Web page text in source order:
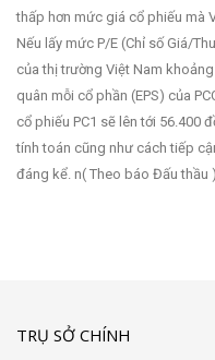
thấp hơn mức giá cổ phiếu mà
Nếu lấy mức P/E (Chỉ số Giá/
của thị trường Việt Nam
quân mỗi cổ phần (EPS) của
cổ phiếu PC1 sẽ lên tới 56.400
tính toán cũng như cách tiếp
đáng kể. n( Theo báo Đấu thầu )
TRỤ SỞ CHÍNH